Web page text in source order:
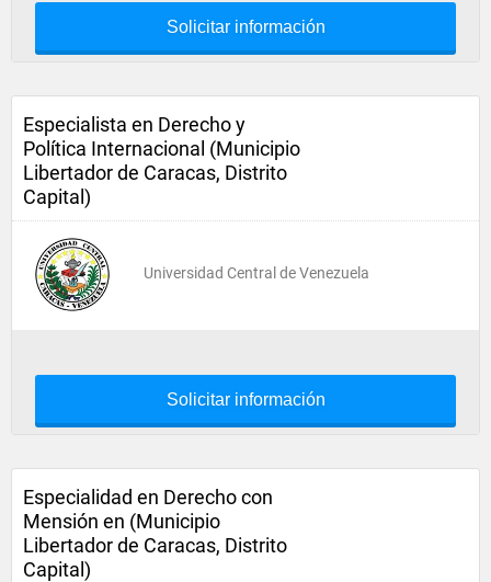
Solicitar información
Especialista en Derecho y
Política Internacional (Municipio
Libertador de Caracas, Distrito
Capital)
Universidad Central de Venezuela
Solicitar información
Especialidad en Derecho con
Mensión en (Municipio
Libertador de Caracas, Distrito
Capital)